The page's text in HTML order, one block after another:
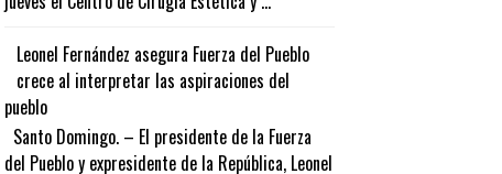
Leonel Fernández asegura Fuerza del Pueblo
crece al interpretar las aspiraciones del
pueblo
Santo Domingo. – El presidente de la Fuerza
del Pueblo y expresidente de la República, Leonel